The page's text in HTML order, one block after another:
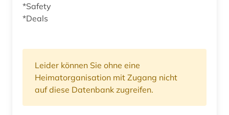
*Safety
*Deals
Leider können Sie ohne eine
Heimatorganisation mit Zugang nicht
auf diese Datenbank zugreifen.